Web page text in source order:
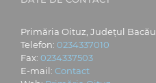
Primăria Oituz, Județul Bacău
Telefon: 0234337010
Fax: 0234337503
E-mail: Contact